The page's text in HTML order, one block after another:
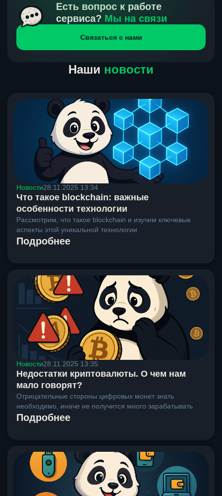
получения нами средств от тебя, а на другой части
направлений курс, указанный на сайте, является
окончательным. Если сомневаешься, напиши в онлайн-
чат на сайте, мы поможем разобраться.
Есть вопрос к работе
сервиса? Мы на связи
Связаться с нами
Наши новости
Новости28.11.2025 13:34
Что такое blockchain: важные
особенности технологии
Рассмотрим, что такое blockchain и изучим ключевые
аспекты этой уникальной технологии
Подробнее
Новости28.11.2025 13:35
Недостатки криптовалюты. О чем нам
мало говорят?
Отрицательные стороны цифровых монет знать
необходимо, иначе не получится много зарабатывать
Подробнее